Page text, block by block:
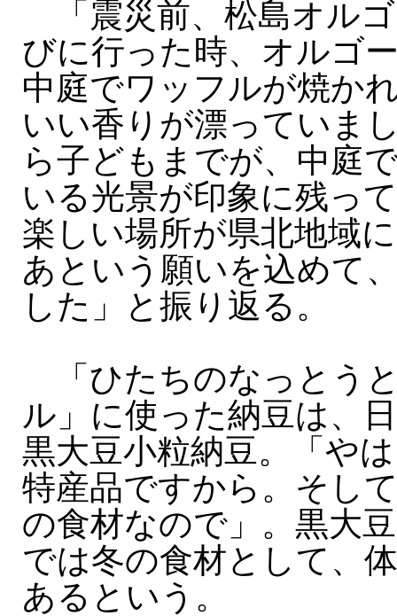
「震災前、松島オル
びに行った時、オルゴ
中庭でワッフルが焼か
いい香りが漂っていま
ら子どもまでが、中庭
いる光景が印象に残っ
楽しい場所が県北地域
あという願いを込めて
した」と振り返る。
「ひたちのなっとう
ル」に使った納豆は、
黒大豆小粒納豆。「や
特産品ですから。そし
の食材なので」。黒大
では冬の食材として、
あるという。